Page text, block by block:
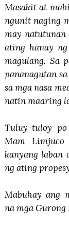
Masakit at
ngunit naging
may natutunan
ating hanay
magulang. Sa
pananagutan
sa mga nasa
natin maaring
Tuluy-tuloy
Mam Limjuco
kanyang laban
ng ating
Mabuhay ang
na mga